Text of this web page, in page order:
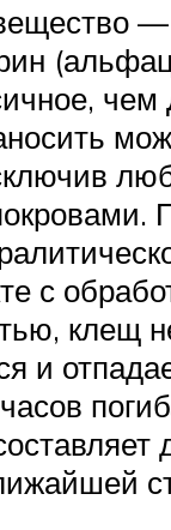
—
с
клещ
и